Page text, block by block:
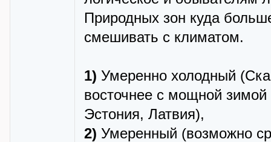
Природных зон куда
смешивать с климатом.
1) Умеренно холодный
восточнее с мощной
Эстония, Латвия),
2) Умеренный (возможно